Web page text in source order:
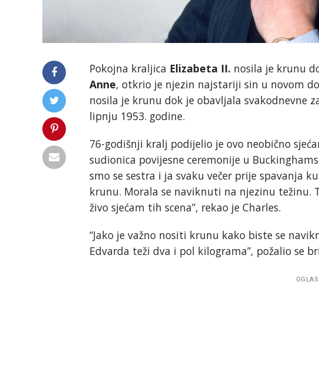
Pokojna kraljica Elizabeta II. nosila je krunu
Anne, otkrio je njezin najstariji sin u novom
nosila je krunu dok je obavljala svakodnevne
lipnju 1953. godine.
76-godišnji kralj podijelio je ovo neobično
sudionica povijesne ceremonije u
smo se sestra i ja svaku večer prije spavanja
krunu. Morala se naviknuti na njezinu težinu.
živo sjećam tih scena”, rekao je Charles.
“Jako je važno nositi krunu kako biste se
Edvarda teži dva i pol kilograma”, požalio se
OGLAS